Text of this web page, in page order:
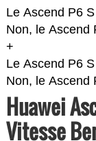
Le Ascend P6
Non, le Ascend
+
Le Ascend P6
Non, le Ascend
Huawei
Vitesse